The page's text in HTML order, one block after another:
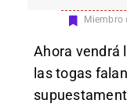
Miembro
Ahora vendrá
las togas